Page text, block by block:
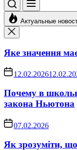
Актуальные
Яке значення
12.02.2026
Почему в
закона Ньютона
07.02.2026
Як зрозуміти,